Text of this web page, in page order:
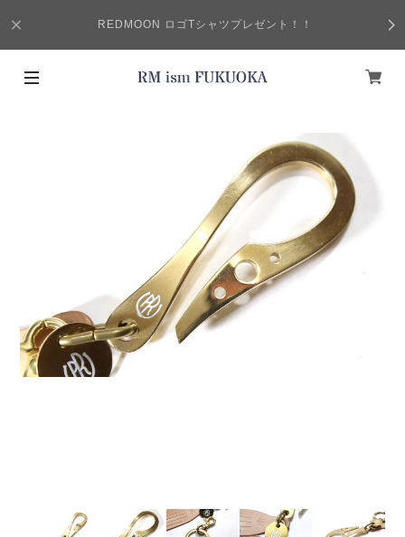
REDMOON ロゴTシャツプレゼント！！